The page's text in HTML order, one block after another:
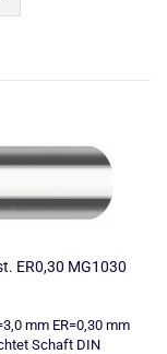
ER0,30 MG1030
mm ER=0,30 mm
Schaft DIN